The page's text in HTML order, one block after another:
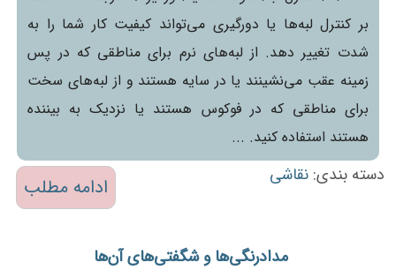
بر کنترل لبه‌ها یا دورگیری می‌تواند کیفیت کار شما را به
شدت تغییر دهد. از لبه‌های نرم برای مناطقی که در پس
زمینه عقب می‌نشینند یا در سایه هستند و از لبه‌های سخت
برای مناطقی که در فوکوس هستند یا نزدیک به بیننده
هستند استفاده کنید. ...
ادامه مطلب دسته بندی:نقاشی
مدادرنگی‌ها و شگفتی‌های آن‌ها